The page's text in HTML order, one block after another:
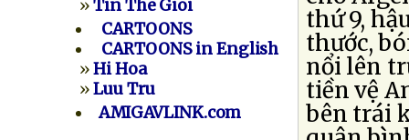
»Tin The Gioi
CARTOONS
CARTOONS in English
»Hi Hoa
»Luu Tru
AMIGAVLINK.com
thứ 9,
thước,
nổi lên
tiền vệ
bên trái